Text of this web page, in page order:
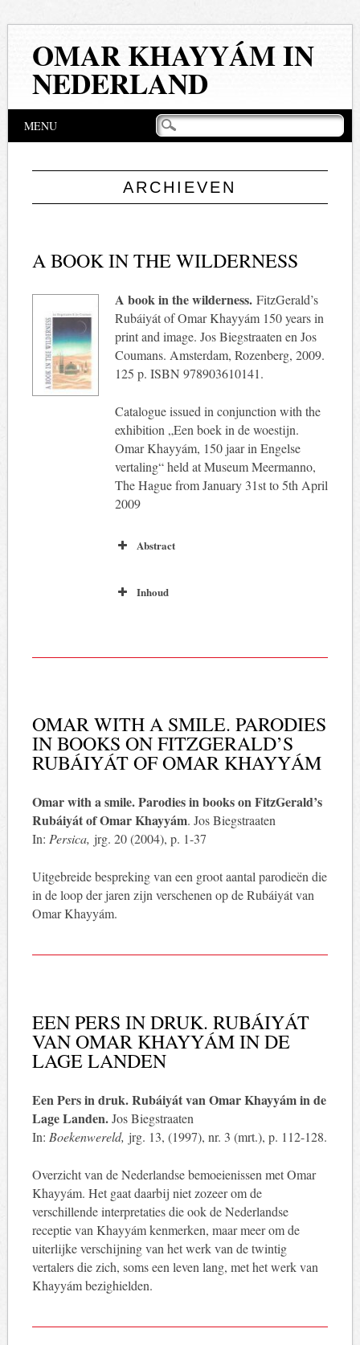
OMAR KHAYYÁM IN
NEDERLAND
Hoofdmenu
springen
MENU
ARCHIEVEN
A BOOK IN THE WILDERNESS
A book in the wilderness. FitzGerald’s
Rubáiyát of Omar Khayyám 150 years in
print and image. Jos Biegstraaten en Jos
Coumans. Amsterdam, Rozenberg, 2009.
125 p. ISBN 978903610141.
Catalogue issued in conjunction with the
exhibition „Een boek in de woestijn.
Omar Khayyám, 150 jaar in Engelse
vertaling“ held at Museum Meermanno,
The Hague from January 31st to 5th April
2009
Abstract
Inhoud
OMAR WITH A SMILE. PARODIES
IN BOOKS ON FITZGERALD’S
RUBÁIYÁT OF OMAR KHAYYÁM
Omar with a smile. Parodies in books on FitzGerald’s
Rubáiyát of Omar Khayyám. Jos Biegstraaten
In: Persica, jrg. 20 (2004), p. 1-37
Uitgebreide bespreking van een groot aantal parodieën die
in de loop der jaren zijn verschenen op de Rubáiyát van
Omar Khayyám.
EEN PERS IN DRUK. RUBÁIYÁT
VAN OMAR KHAYYÁM IN DE
LAGE LANDEN
Een Pers in druk. Rubáiyát van Omar Khayyám in de
Lage Landen.Jos Biegstraaten
In: Boekenwereld, jrg. 13, (1997), nr. 3 (mrt.), p. 112-128.
Overzicht van de Nederlandse bemoeienissen met Omar
Khayyám. Het gaat daarbij niet zozeer om de
verschillende interpretaties die ook de Nederlandse
receptie van Khayyám kenmerken, maar meer om de
uiterlijke verschijning van het werk van de twintig
vertalers die zich, soms een leven lang, met het werk van
Khayyám bezighielden.